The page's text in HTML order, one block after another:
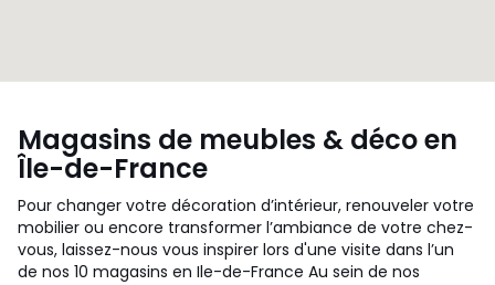
Magasins de meubles & déco en
Île-de-France
Pour changer votre décoration d’intérieur, renouveler votre
mobilier ou encore transformer l’ambiance de votre chez-
vous, laissez-nous vous inspirer lors d'une visite dans l’un
de nos 10 magasins en Ile-de-France Au sein de nos